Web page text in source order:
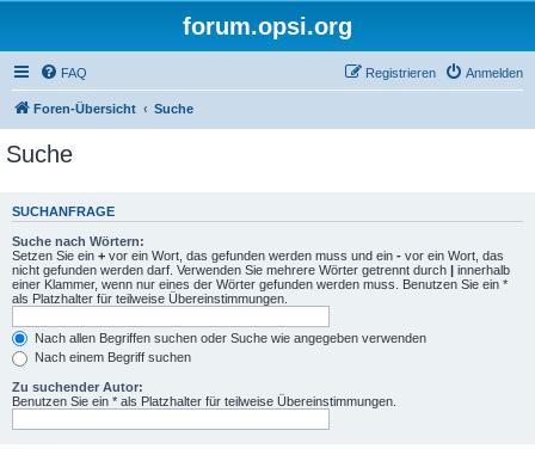
forum.opsi.org
FAQ Anmelden
Registrieren
Foren-Übersicht Suche
Suche
SUCHANFRAGE
Suche nach Wörtern:
Setzen Sie ein + vor ein Wort, das gefunden werden muss und ein - vor ein Wort, das
nicht gefunden werden darf. Verwenden Sie mehrere Wörter getrennt durch | innerhalb
einer Klammer, wenn nur eines der Wörter gefunden werden muss. Benutzen Sie ein *
als Platzhalter für teilweise Übereinstimmungen.
Nach allen Begriffen suchen oder Suche wie angegeben verwenden
Nach einem Begriff suchen
Zu suchender Autor:
Benutzen Sie ein * als Platzhalter für teilweise Übereinstimmungen.